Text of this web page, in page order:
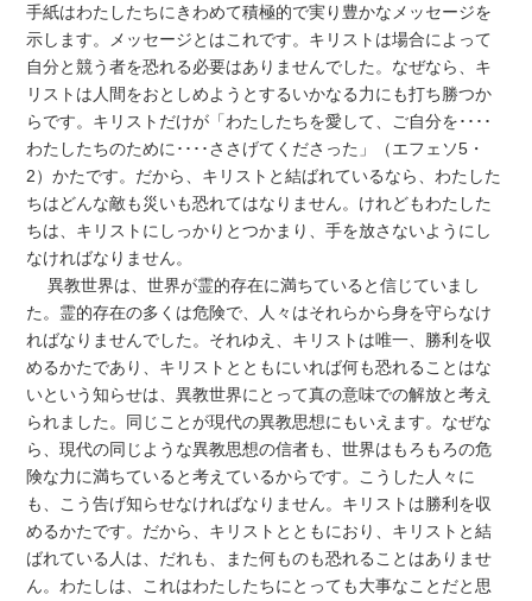
手紙はわたしたちにきわめて積極的で実り豊かなメッセージを
示します。メッセージとはこれです。キリストは場合によって
自分と競う者を恐れる必要はありませんでした。なぜなら、キ
リストは人間をおとしめようとするいかなる力にも打ち勝つか
らです。キリストだけが「わたしたちを愛して、ご自分を････
わたしたちのために････ささげてくださった」（エフェソ5・
2）かたです。だから、キリストと結ばれているなら、わたした
ちはどんな敵も災いも恐れてはなりません。けれどもわたした
ちは、キリストにしっかりとつかまり、手を放さないようにし
なければなりません。
異教世界は、世界が霊的存在に満ちていると信じていまし
た。霊的存在の多くは危険で、人々はそれらから身を守らなけ
ればなりませんでした。それゆえ、キリストは唯一、勝利を収
めるかたであり、キリストとともにいれば何も恐れることはな
いという知らせは、異教世界にとって真の意味での解放と考え
られました。同じことが現代の異教思想にもいえます。なぜな
ら、現代の同じような異教思想の信者も、世界はもろもろの危
険な力に満ちていると考えているからです。こうした人々に
も、こう告げ知らせなければなりません。キリストは勝利を収
めるかたです。だから、キリストとともにおり、キリストと結
ばれている人は、だれも、また何ものも恐れることはありませ
ん。わたしは、これはわたしたちにとっても大事なことだと思